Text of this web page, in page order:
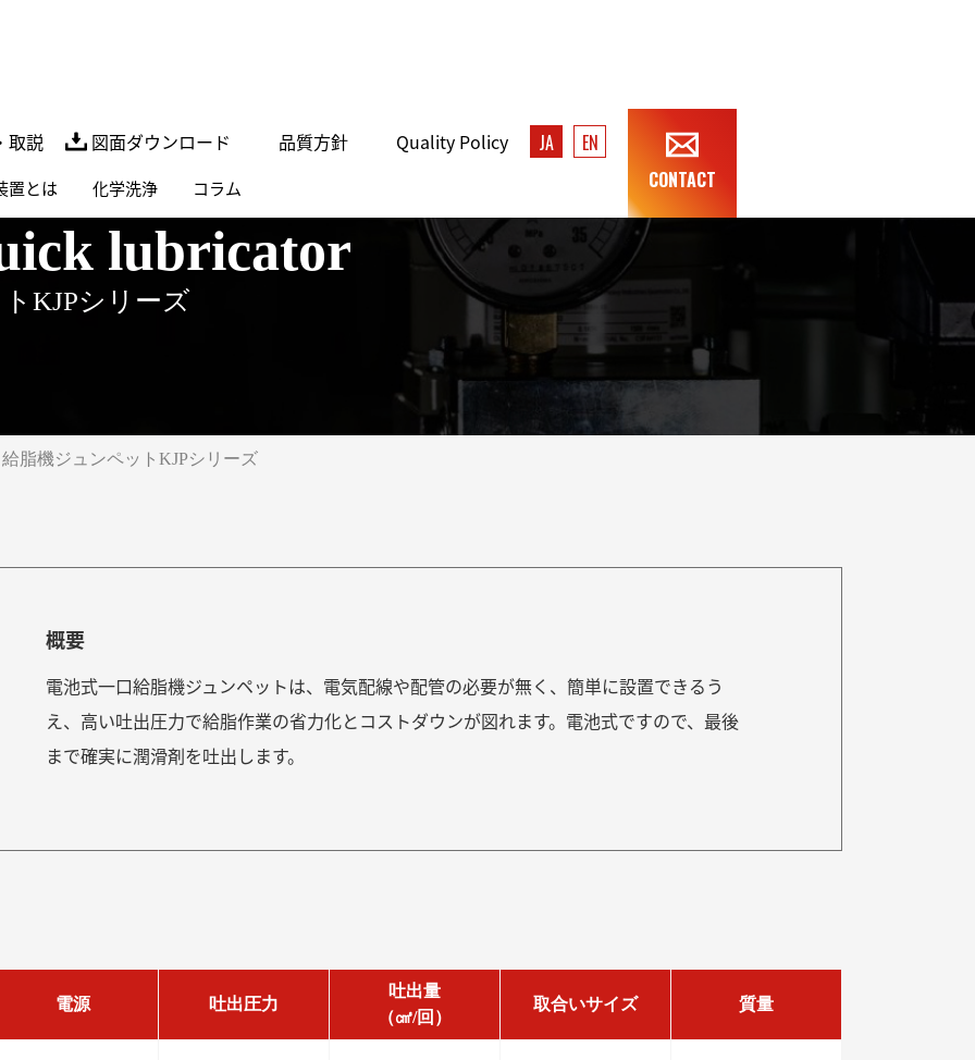
取説 図面ダウンロード 品質方針 Quality Policy JA EN
置とは 化学洗浄 コラム CONTACT
lubricator
KJPシリーズ
脂機ジュンペットKJPシリーズ
概要
電池式一口給脂機ジュンペットは、電気配線や配管の必要が無く、簡単に設置できるう
え、高い吐出圧力で給脂作業の省力化とコストダウンが図れます。電池式ですので、最後
まで確実に潤滑剤を吐出します。
電源 吐出圧力
吐出量
（㎤/回）
取合いサイズ 質量